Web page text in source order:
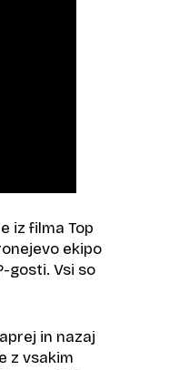
iz filma Top
ekipo
gosti. Vsi so
in nazaj
z vsakim